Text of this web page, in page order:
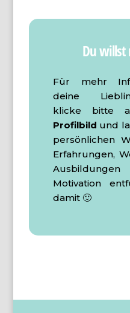
Du willst
Für mehr
deine
klicke bitte
Profilbild und
persönlichen
Erfahrungen,
Motivation
damit 🙂